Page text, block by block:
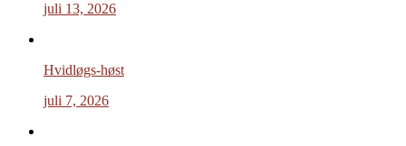
juli 13, 2026
Hvidløgs-høst
juli 7, 2026